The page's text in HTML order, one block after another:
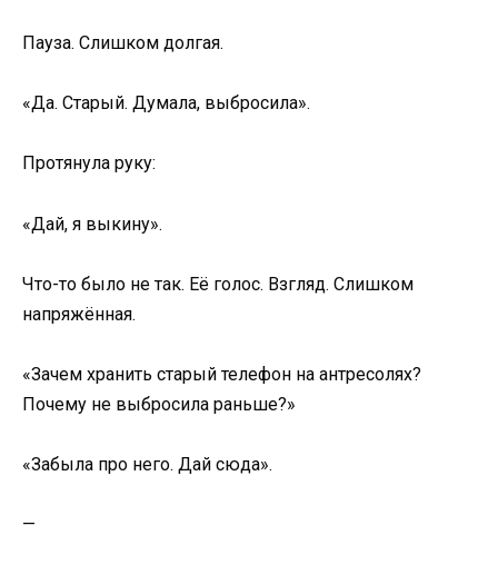
Пауза. Слишком долгая.
«Да. Старый. Думала, выбросила».
Протянула руку:
«Дай, я выкину».
Что-то было не так. Её голос. Взгляд. Слишком
напряжённая.
«Зачем хранить старый телефон на антресолях?
Почему не выбросила раньше?»
«Забыла про него. Дай сюда».
—